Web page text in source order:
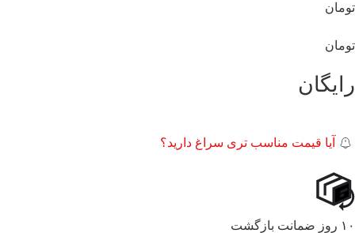
تومان
تومان
رایگان
آیا قیمت مناسب تری سراغ دارید؟
۱۰ روز ضمانت بازگشت